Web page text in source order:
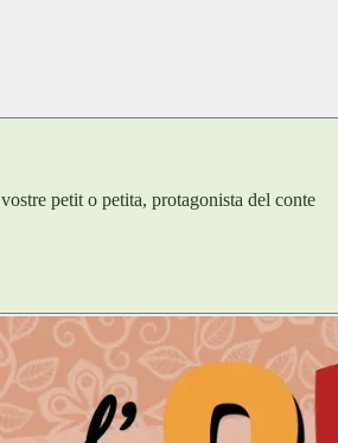
petit o petita, protagonista del conte